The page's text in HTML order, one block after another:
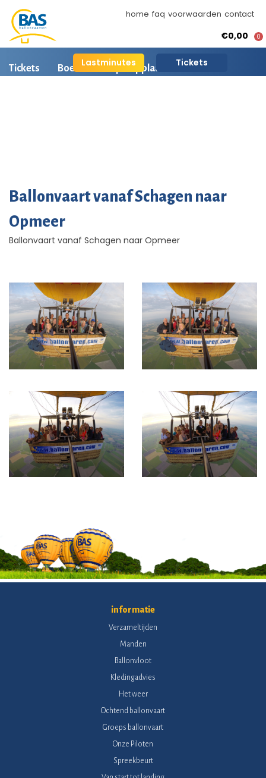
home faq voorwaarden contact
Lastminutes Tickets
€0,00 0
Tickets Boeken Opstapplaatsen
Ballonvaart vanaf Schagen naar
Opmeer
Ballonvaart vanaf Schagen naar Opmeer
informatie
Verzameltijden
Manden
Ballonvloot
Kledingadvies
Het weer
Ochtend ballonvaart
Groeps ballonvaart
Onze Piloten
Spreekbeurt